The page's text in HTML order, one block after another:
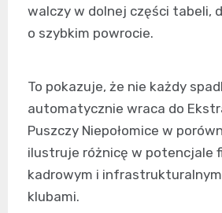
walczy w dolnej części tabeli,
o szybkim powrocie.
To pokazuje, że nie każdy
automatycznie wraca do
Puszczy Niepołomice w
ilustruje różnicę w potencjale
kadrowym i
klubami.